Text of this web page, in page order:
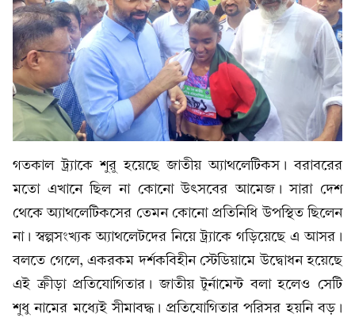
গতকাল ট্র্যাকে শুরু হয়েছে জাতীয় অ্যাথলেটিকস। বরাবরের
মতো এখানে ছিল না কোনো উৎসবের আমেজ। সারা দেশ
থেকে অ্যাথলেটিকসের তেমন কোনো প্রতিনিধি উপস্থিত ছিলেন
না। স্বল্পসংখ্যক অ্যাথলেটদের নিয়ে ট্র্যাকে গড়িয়েছে এ আসর।
বলতে গেলে, একরকম দর্শকবিহীন স্টেডিয়ামে উদ্বোধন হয়েছে
এই ক্রীড়া প্রতিযোগিতার। জাতীয় টুর্নামেন্ট বলা হলেও সেটি
শুধু নামের মধ্যেই সীমাবদ্ধ। প্রতিযোগিতার পরিসর হয়নি বড়।